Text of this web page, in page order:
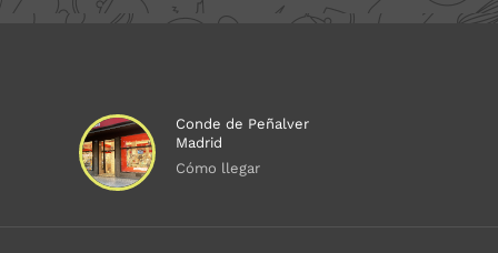
Conde de Peñalver
Madrid
Cómo llegar